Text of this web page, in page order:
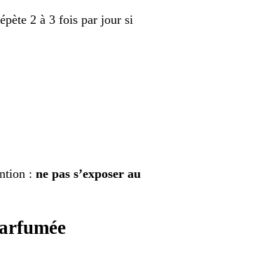
2 à 3 fois par jour si
: ne pas s’exposer au